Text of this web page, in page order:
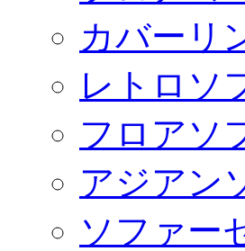
カバーリ
レトロソ
フロアソ
アジアン
ソファー